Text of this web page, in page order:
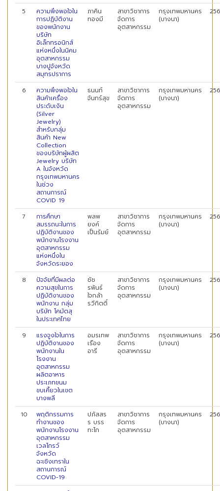
5
ความพึงพอใจใน
การปฏิบัติงาน
ของพนักงาน
บริษัท
อิเล็กทรอนิกส์
แห่งหนึ่งในนิคม
อุตสาหกรรม
บางปูจังหวัด
สมุทรปราการ
ภาคิน
ทองมี
สาขาวิชาการ
จัดการ
อุตสาหกรรม
กรุงเทพมหานคร
(บางนา)
6
ความพึงพอใจใน
สินค้าเครื่อง
ประดับเงิน
(Silver
Jewelry)
สำหรับกลุ่ม
สินค้า New
Collection
ของบริษัทผู้ผสิต
Jewelry บริษัท
A ในจังหวัด
กรุงเทพมหานคร
ในช่วง
สถานการณ์
COVID 19
ธนนท์
จันทร์สุข
สาขาวิชาการ
จัดการ
อุตสาหกรรม
กรุงเทพมหานคร
(บางนา)
7
การศึกษา
สมรรถนะในการ
ปฏิบัติงานของ
พนักงานโรงงาน
อุตสาหกรรม
แห่งหนึ่งใน
จังหวัดระยอง
พลพ
ยงค์
เป็นรัมย์
สาขาวิชาการ
จัดการ
อุตสาหกรรม
กรุงเทพมหานคร
(บางนา)
8
ปัจจัยที่มีผลต่อ
ความสุขในการ
ปฏิบัติงานของ
พนักงาน กลุ่ม
บริษัท โคมัตสุ
ในประเทศไทย
ชัช
รพันธ์
ใจกล้า
รวีกิตติ์
สาขาวิชาการ
จัดการ
อุตสาหกรรม
กรุงเทพมหานคร
(บางนา)
9
แรงจูงใจในการ
ปฏิบัติงานของ
พนักงานใน
โรงงาน
อุตสาหกรรม
ผลิตอาหาร
ประเภทขนม
ขบเคี้ยวในเขต
บางพลี
อมรเทพ
เรือง
อารี
สาขาวิชาการ
จัดการ
อุตสาหกรรม
กรุงเทพมหานคร
(บางนา)
10
พฤติกรรมการ
ทำงานของ
พนักงานโรงงาน
อุตสาหกรรม
เวลโกรว์
จังหวัด
ฉะเชิงเทราใน
สถานการณ์
COVID-19
ปภัสสร
ร บรร
ทะโก
สาขาวิชาการ
จัดการ
อุตสาหกรรม
กรุงเทพมหานคร
(บางนา)